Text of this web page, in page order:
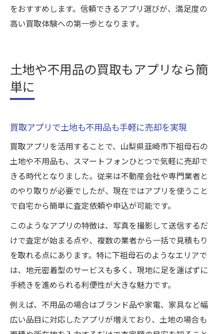
をおすすめします。信頼できるアプリ選びが、満足度の
高い買取体験への第一歩となります。
土地や不用品の買取もアプリなら簡
単に
買取アプリで土地も不用品も手軽に売却を実現
買取アプリを活用することで、山梨県韮崎市下祖母石の
土地や不用品も、スマートフォンひとつで気軽に売却で
きる時代となりました。従来は不動産会社や専門業者と
のやり取りが必要でしたが、現在ではアプリを使うこと
で自宅から簡単に査定依頼や申込が可能です。
このようなアプリの特徴は、写真を撮影して送信するだ
けで査定が始まる点や、複数の業者から一括で見積もり
を取れる点にあります。特に下祖母石のようなエリアで
は、地元密着型のサービスも多く、現地に足を運ばずに
手続きを進められる利便性が大きな魅力です。
例えば、不用品の場合はブランド品や家電、家具など幅
広い品目に対応したアプリが増えており、土地の場合も